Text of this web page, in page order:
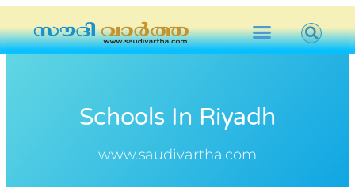
Schools In Riyadh
www.saudivartha.com